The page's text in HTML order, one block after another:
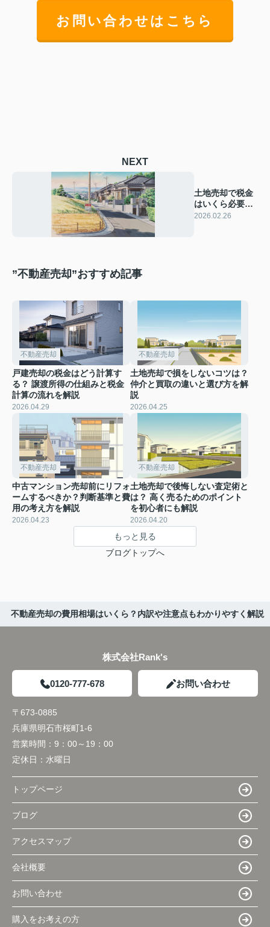
お問い合わせはこちら
NEXT
土地売却で税金
はいくら必要？
計算方法と注意
2026.02.26
”不動産売却”おすすめ記事
不動産売却
戸建売却の税金はどう計算す
る？ 譲渡所得の仕組みと税金
計算の流れを解説
2026.04.29
不動産売却
土地売却で損をしないコツは？
仲介と買取の違いと選び方を解
説
2026.04.25
不動産売却
中古マンション売却前にリフォ
ームするべきか？判断基準と費
用の考え方を解説
2026.04.23
不動産売却
土地売却で後悔しない査定術と
は？ 高く売るためのポイント
を初心者にも解説
2026.04.20
もっと見る
ブログトップへ
不動産売却の費用相場はいくら？内訳や注意点もわかりやすく解説
株式会社Rank's
0120-777-678 お問い合わせ
〒673-0885
兵庫県明石市桜町1-6
営業時間： 9：00～19：00
定休日： 水曜日
トップページ
ブログ
アクセスマップ
会社概要
お問い合わせ
購入をお考えの方